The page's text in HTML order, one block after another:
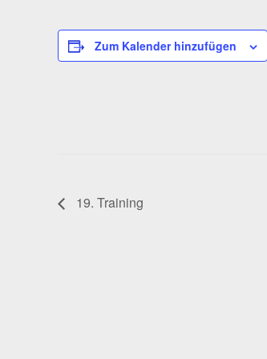
Zum Kalender hinzufügen
19. Training